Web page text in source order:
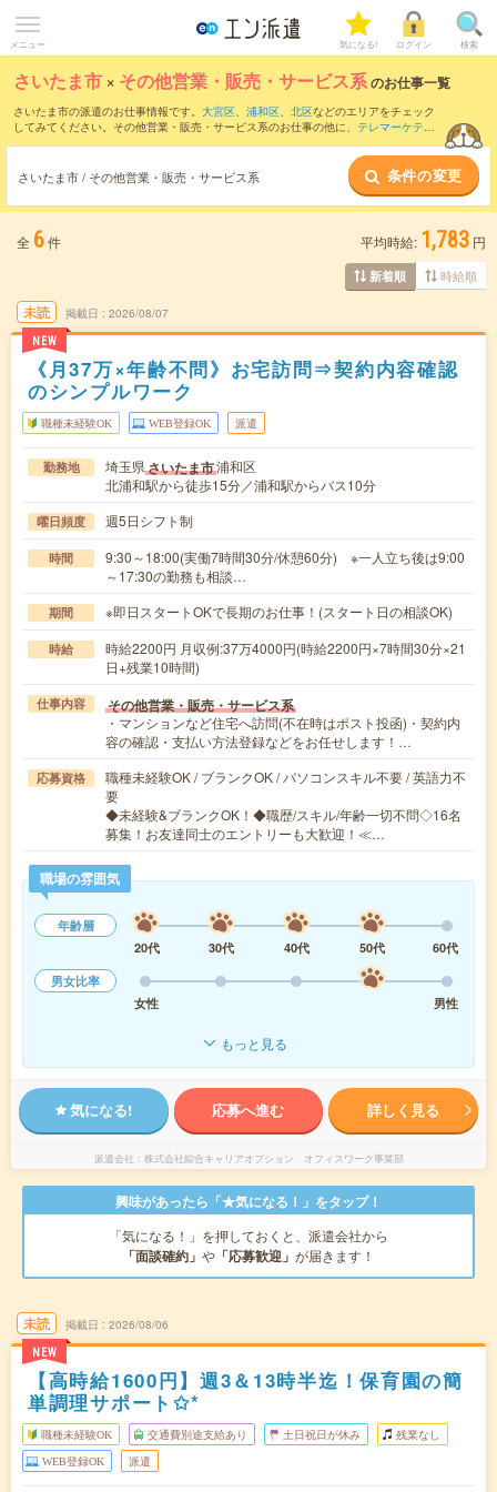
メニュー 気になる! ログイン 検索
さいたま市 × その他営業・販売・サービス系のお仕事一覧
さいたま市の派遣のお仕事情報です。 大宮区、 浦和区、 北区などのエリアをチェック
してみてください。その他営業・販売・サービス系のお仕事の他に、 テレマーケティ
などを取り揃えています。さらに、
短期 ・単発などの期間や、職種未経験OKなどのこだわり条件で絞り込んでいただけま
す。
さいたま市 / その他営業・販売・サービス系 条件の変更
全 6件 平均時給: 1,783 円
新着順 時給順
未読
NEW
掲載日 2026/08/07
《月37万×年齢不問》お宅訪問⇒契約内容確認
のシンプルワーク
職種未経験OK WEB登録OK 派遣
勤務地 埼玉県さいたま市浦和区
北浦和駅から徒歩15分／浦和駅からバス10分
曜日頻度 週5日シフト制
時間
9:30～18:00(実働7時間30分/休憩60分) ※一人立ち後は9:00
～17:30の勤務も相談…
期間 ※即日スタートOKで長期のお仕事！(スタート日の相談OK)
時給
時給2200円 月収例:37万4000円(時給2200円×7時間30分×21
日+残業10時間)
仕事内容 その他営業・販売・サービス系
・マンションなど住宅へ訪問(不在時はポスト投函)・契約内
容の確認・支払い方法登録などをお任せします！…
応募資格
職種未経験OK / ブランクOK / パソコンスキル不要 / 英語力不
要
◆未経験&ブランクOK！◆職歴/スキル/年齢一切不問◇16名
募集！お友達同士のエントリーも大歓迎！≪…
職場の雰囲気
年齢層
20代
30代 40代 50代
60代
男女比率
女性
男性
もっと見る
気になる! 応募へ進む 詳しく見る
派遣会社 株式会社綜合キャリアオプション オフィスワーク事業部
興味があったら「★気になる！」をタップ！
「気になる！」を押しておくと、派遣会社から
「面談確約」 や 「応募歓迎」 が届きます！
未読
NEW
掲載日 2026/08/06
【高時給1600円】週3＆13時半迄！保育園の簡
単調理サポート✩*
職種未経験OK 交通費別途支給あり 土日祝日が休み 残業なし
WEB登録OK 派遣